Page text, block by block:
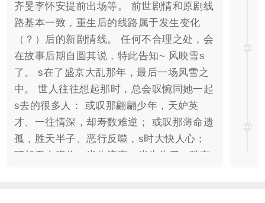
齐旻李怀安提前出场等。 前世剧情和原剧线
路基本一致，重生后的线路属于发生变化
（？）后的新剧情线。 任何不合理之处，会
在故事后期自圆其说，特此告知~ 风映雪s
了。 s在了盛京大乱那年，最后一场风雪之
中。 世人往往想起那时，总会叹惋同她一起
s去的很多人： 或叹那翩翩少年，天妒英
才、一往情深，却寿数难逆； 或叹那薄命遗
孤，胜天半子、恶行反噬，s时大快人心；
可却无人叹你，半生流离、半生为刃，唯有